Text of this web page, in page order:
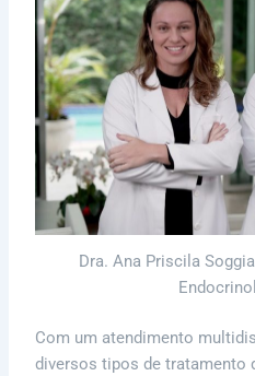
Dra. Ana Priscila
Com um atendimento
diversos tipos de tratamento